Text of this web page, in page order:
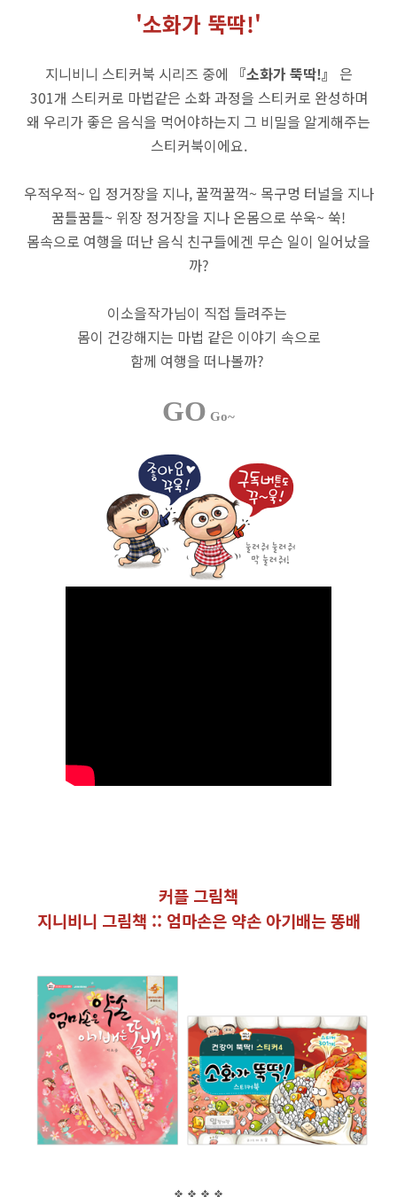
'소화가 뚝딱!'
지니비니 스티커북 시리즈 중에 『소화가 뚝딱!』
은
301개 스티커로 마법같은 소화 과정을 스티커로 완성하며
왜 우리가 좋은 음식을 먹어야하는지 그 비밀을 알게해주는
스티커북이에요.
우적우적~ 입 정거장을 지나,꿀꺽꿀꺽~ 목구멍 터널을 지나
꿈틀꿈틀~ 위장 정거장을 지나 온몸으로 쑤욱~ 쑥!
몸속으로 여행을 떠난 음식 친구들에겐 무슨 일이 일어났을
까?
이소을작가님이 직접 들려주는
몸이 건강해지는 마법 같은 이야기 속으로
함께 여행을 떠나볼까?
GO Go~
커플 그림책
지니비니 그림책 :: 엄마손은 약손 아기배는 똥배